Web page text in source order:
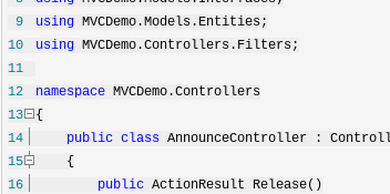
9
using MVCDemo.Models.Entities;
10
using MVCDemo.Controllers.Filters;
11
12
namespace MVCDemo.Controllers
13
{
14
public class AnnounceController :
15
{
16
public ActionResult Release()